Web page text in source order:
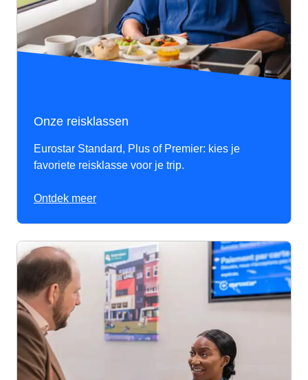
Onze reisklassen
Eurostar Standard, Plus of Premier: kies je
favoriete reisklasse voor je trip.
Ontdek meer